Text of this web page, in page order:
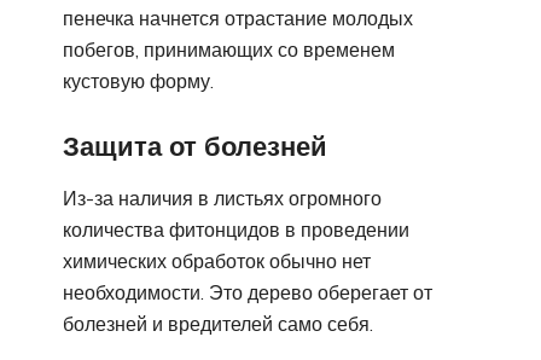
пенечка начнется отрастание молодых
побегов, принимающих со временем
кустовую форму.
Защита от болезней
Из-за наличия в листьях огромного
количества фитонцидов в проведении
химических обработок обычно нет
необходимости. Это дерево оберегает от
болезней и вредителей само себя.